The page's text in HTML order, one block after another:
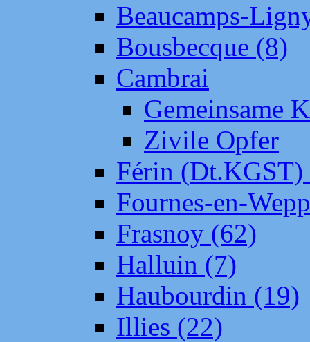
Beaucamps-
Bousbecque (8)
Cambrai
Gemeinsame
Zivile Opfer
Férin (Dt.KGST)
Fournes-en-
Frasnoy (62)
Halluin (7)
Haubourdin (19)
Illies (22)